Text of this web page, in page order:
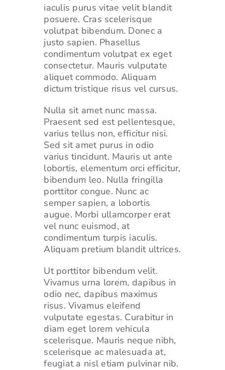
iaculis purus vitae velit blandit
posuere. Cras scelerisque
volutpat bibendum. Donec a
justo sapien. Phasellus
condimentum volutpat ex eget
consectetur. Mauris vulputate
aliquet commodo. Aliquam
dictum tristique risus vel cursus.
Nulla sit amet nunc massa.
Praesent sed est pellentesque,
varius tellus non, efficitur nisi.
Sed sit amet purus in odio
varius tincidunt. Mauris ut ante
lobortis, elementum orci efficitur,
bibendum leo. Nulla fringilla
porttitor congue. Nunc ac
semper sapien, a lobortis
augue. Morbi ullamcorper erat
vel nunc euismod, at
condimentum turpis iaculis.
Aliquam pretium blandit ultrices.
Ut porttitor bibendum velit.
Vivamus urna lorem, dapibus in
odio nec, dapibus maximus
risus. Vivamus eleifend
vulputate egestas. Curabitur in
diam eget lorem vehicula
scelerisque. Mauris neque nibh,
scelerisque ac malesuada at,
feugiat a nisl etiam pulvinar nib.